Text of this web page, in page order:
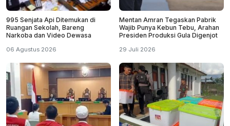
995 Senjata Api Ditemukan di
Ruangan Sekolah, Bareng
Narkoba dan Video Dewasa
06 Agustus 2026
Mentan Amran Tegaskan Pabrik
Wajib Punya Kebun Tebu, Arahan
Presiden Produksi Gula Digenjot
29 Juli 2026